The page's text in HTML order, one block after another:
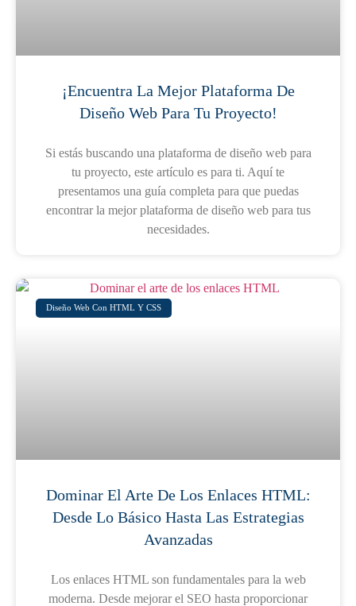
¡Encuentra La Mejor Plataforma De
Diseño Web Para Tu Proyecto!
Si estás buscando una plataforma de diseño web para
tu proyecto, este artículo es para ti. Aquí te
presentamos una guía completa para que puedas
encontrar la mejor plataforma de diseño web para tus
necesidades.
Diseño Web Con HTML Y CSS
Dominar El Arte De Los Enlaces HTML:
Desde Lo Básico Hasta Las Estrategias
Avanzadas
Los enlaces HTML son fundamentales para la web
moderna. Desde mejorar el SEO hasta proporcionar